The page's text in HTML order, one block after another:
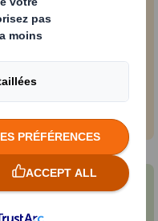
des
visuelle et
sur le point de
Cela valorise
linéaire avec un